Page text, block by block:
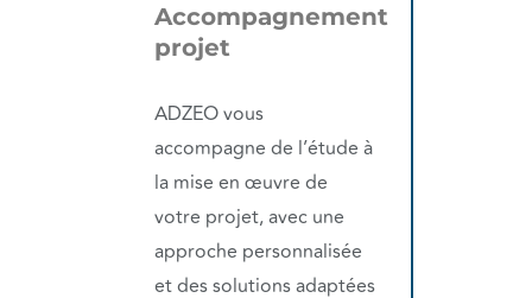
Accompagnement
projet
ADZEO vous
accompagne de l’étude à
la mise en œuvre de
votre projet, avec une
approche personnalisée
et des solutions adaptées